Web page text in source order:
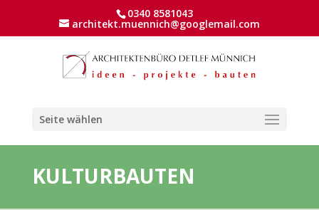
0340 8581043
architekt.muennich@googlemail.com
Seite wählen
KULTURBAUTEN